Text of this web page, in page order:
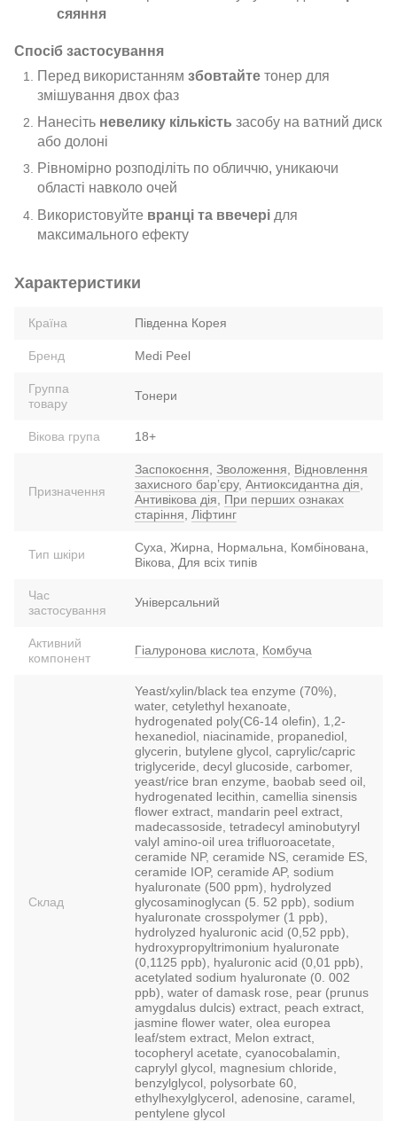
сяяння
Спосіб застосування
Перед використанням збовтайте тонер для
змішування двох фаз
Нанесіть невелику кількість засобу на ватний диск
або долоні
Рівномірно розподіліть по обличчю, уникаючи
області навколо очей
Використовуйте вранці та ввечері для
максимального ефекту
Характеристики
Країна Південна Корея
Бренд Medi Peel
Группа
товару
Тонери
Вікова група 18+
Призначення
Заспокоєння Зволоження
Відновлення
захисного барʼєру, Антиоксидантна дія
Антивікова дія
При перших ознаках
старіння
Ліфтинг
Тип шкіри
Суха, Жирна, Нормальна, Комбінована,
Вікова, Для всіх типів
Час
застосування
Універсальний
Активний
компонент
Гіалуронова кислота Комбуча
Склад
Yeast/xylin/black tea enzyme (70%),
water, cetylethyl hexanoate,
hydrogenated poly(C6-14 olefin), 1,2-
hexanediol, niacinamide, propanediol,
glycerin, butylene glycol, caprylic/capric
triglyceride, decyl glucoside, carbomer,
yeast/rice bran enzyme, baobab seed oil,
hydrogenated lecithin, camellia sinensis
flower extract, mandarin peel extract,
madecassoside, tetradecyl aminobutyryl
valyl amino-oil urea trifluoroacetate,
ceramide NP, ceramide NS, ceramide ES,
ceramide IOP, ceramide AP, sodium
hyaluronate (500 ppm), hydrolyzed
glycosaminoglycan (5. 52 ppb), sodium
hyaluronate crosspolymer (1 ppb),
hydrolyzed hyaluronic acid (0,52 ppb),
hydroxypropyltrimonium hyaluronate
(0,1125 ppb), hyaluronic acid (0,01 ppb),
acetylated sodium hyaluronate (0. 002
ppb), water of damask rose, pear (prunus
amygdalus dulcis) extract, peach extract,
jasmine flower water, olea europea
leaf/stem extract, Melon extract,
tocopheryl acetate, cyanocobalamin,
caprylyl glycol, magnesium chloride,
benzylglycol, polysorbate 60,
ethylhexylglycerol, adenosine, caramel,
pentylene glycol